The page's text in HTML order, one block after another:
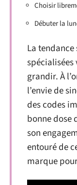
Choisir
Débuter la
La tendance
grandir. À
l’envie de
des codes
bonne dose
son
entouré de
marque